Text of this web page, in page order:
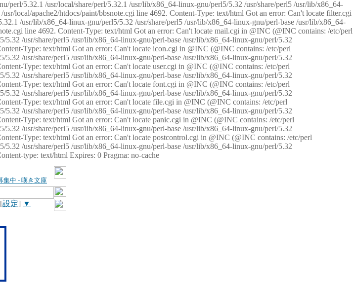
5.32.1 /usr/local/share/perl/5.32.1 /usr/lib/x86_64-linux-gnu/perl5/5.32 /usr/share/perl5 /usr/lib/x86_64-
local/apache2/htdocs/paint/bbsnote.cgi line 4692. Content-Type: text/html Got an error: Can't locate filter.cgi
/usr/lib/x86_64-linux-gnu/perl5/5.32 /usr/share/perl5 /usr/lib/x86_64-linux-gnu/perl-base /usr/lib/x86_64-
line 4692. Content-Type: text/html Got an error: Can't locate mail.cgi in @INC (@INC contains: /etc/perl
/usr/share/perl5 /usr/lib/x86_64-linux-gnu/perl-base /usr/lib/x86_64-linux-gnu/perl/5.32
Type: text/html Got an error: Can't locate icon.cgi in @INC (@INC contains: /etc/perl
/usr/share/perl5 /usr/lib/x86_64-linux-gnu/perl-base /usr/lib/x86_64-linux-gnu/perl/5.32
Type: text/html Got an error: Can't locate user.cgi in @INC (@INC contains: /etc/perl
/usr/share/perl5 /usr/lib/x86_64-linux-gnu/perl-base /usr/lib/x86_64-linux-gnu/perl/5.32
Type: text/html Got an error: Can't locate font.cgi in @INC (@INC contains: /etc/perl
/usr/share/perl5 /usr/lib/x86_64-linux-gnu/perl-base /usr/lib/x86_64-linux-gnu/perl/5.32
Type: text/html Got an error: Can't locate file.cgi in @INC (@INC contains: /etc/perl
/usr/share/perl5 /usr/lib/x86_64-linux-gnu/perl-base /usr/lib/x86_64-linux-gnu/perl/5.32
Type: text/html Got an error: Can't locate panic.cgi in @INC (@INC contains: /etc/perl
/usr/share/perl5 /usr/lib/x86_64-linux-gnu/perl-base /usr/lib/x86_64-linux-gnu/perl/5.32
Type: text/html Got an error: Can't locate postcontrol.cgi in @INC (@INC contains: /etc/perl
/usr/share/perl5 /usr/lib/x86_64-linux-gnu/perl-base /usr/lib/x86_64-linux-gnu/perl/5.32
type: text/html Expires: 0 Pragma: no-cache
集中 - 嘆き文庫
設定] ▼